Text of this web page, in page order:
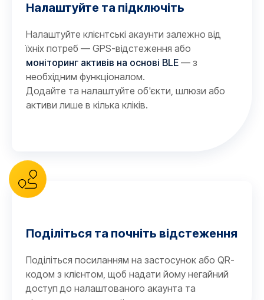
Налаштуйте та підключіть
Налаштуйте клієнтські акаунти залежно від
їхніх потреб — GPS-відстеження або
моніторинг активів на основі BLE — з
необхідним функціоналом.
Додайте та налаштуйте об'єкти, шлюзи або
активи лише в кілька кліків.
Поділіться та почніть відстеження
Поділіться посиланням на застосунок або QR-
кодом з клієнтом, щоб надати йому негайний
доступ до налаштованого акаунта та